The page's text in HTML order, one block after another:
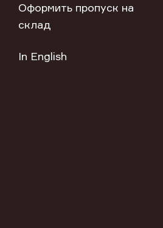
Оформить пропуск на
склад
In English